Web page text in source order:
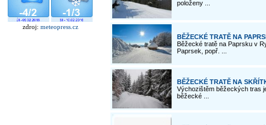
zdroj: meteopress.cz
položeny ...
BĚŽECKÉ TRATĚ NA
Běžecké tratě na Paprsku v
Paprsek, popř. ...
BĚŽECKÉ TRATĚ NA
Výchozištěm běžeckých tras
běžecké ...